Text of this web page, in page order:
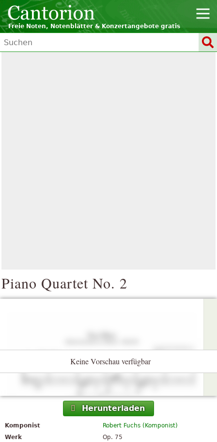
Freie Noten, Notenblätter & Konzertangebote gratis
Piano Quartet No. 2
Keine Vorschau verfügbar
Herunterladen
Komponist
Robert Fuchs (Komponist)
Werk
Op. 75